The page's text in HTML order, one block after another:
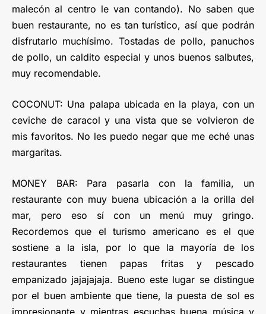
malecón al centro le van contando). No saben que
buen restaurante, no es tan turístico, así que podrán
disfrutarlo muchísimo. Tostadas de pollo, panuchos
de pollo, un caldito especial y unos buenos salbutes,
muy recomendable.
COCONUT: Una palapa ubicada en la playa, con un
ceviche de caracol y una vista que se volvieron de
mis favoritos. No les puedo negar que me eché unas
margaritas.
MONEY BAR: Para pasarla con la familia, un
restaurante con muy buena ubicación a la orilla del
mar, pero eso sí con un menú muy gringo.
Recordemos que el turismo americano es el que
sostiene a la isla, por lo que la mayoría de los
restaurantes tienen papas fritas y pescado
empanizado jajajajaja. Bueno este lugar se distingue
por el buen ambiente que tiene, la puesta de sol es